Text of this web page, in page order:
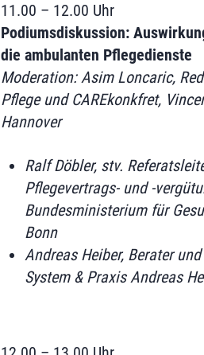
11.00 – 12.00 Uhr
Podiumsdiskussion:
die ambulanten Pflegedienste
Moderation: Asim Loncaric,
Pflege und CAREkonkfret,
Hannover
Ralf Döbler, stv.
Pflegevertrags- und -
Bundesministerium für
Bonn
Andreas Heiber, Berater
System & Praxis Andreas